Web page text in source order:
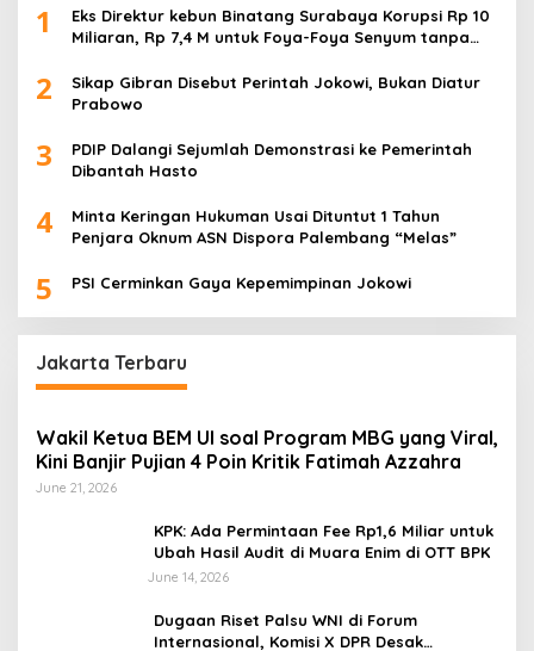
1
Eks Direktur kebun Binatang Surabaya Korupsi Rp 10
Miliaran, Rp 7,4 M untuk Foya-Foya Senyum tanpa
2
Sikap Gibran Disebut Perintah Jokowi, Bukan Diatur
Prabowo
3
PDIP Dalangi Sejumlah Demonstrasi ke Pemerintah
Dibantah Hasto
4
Minta Keringan Hukuman Usai Dituntut 1 Tahun
Penjara Oknum ASN Dispora Palembang “Melas”
5 PSI Cerminkan Gaya Kepemimpinan Jokowi
Jakarta Terbaru
Wakil Ketua BEM UI soal Program MBG yang Viral,
Kini Banjir Pujian 4 Poin Kritik Fatimah Azzahra
June 21, 2026
KPK: Ada Permintaan Fee Rp1,6 Miliar untuk
Ubah Hasil Audit di Muara Enim di OTT BPK
June 14, 2026
Dugaan Riset Palsu WNI di Forum
Internasional, Komisi X DPR Desak